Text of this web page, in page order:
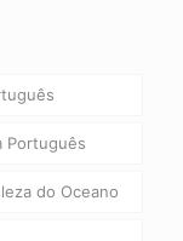
Português
do Oceano